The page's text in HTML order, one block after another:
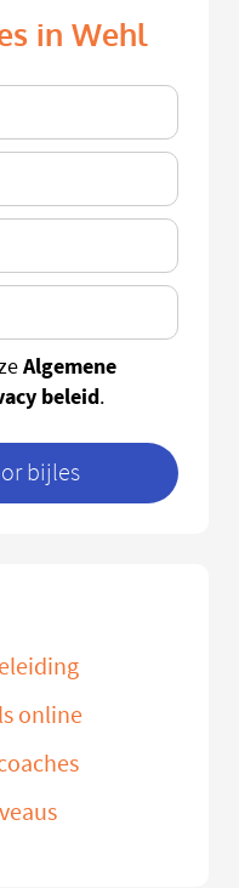
in Wehl
Algemene
beleid.
bijles
online